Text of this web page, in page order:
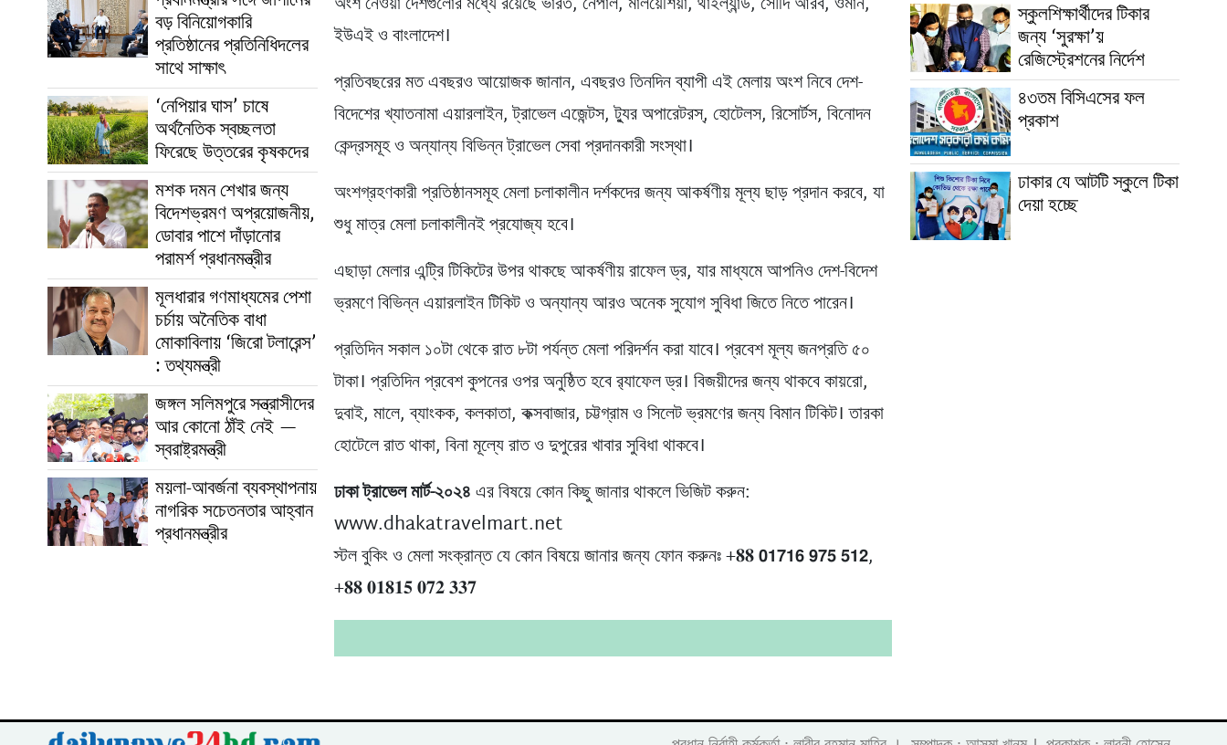
বড় বিনিয়োগকারি
প্রতিষ্ঠানের প্রতিনিধিদলের
সাথে সাক্ষাৎ
‘নেপিয়ার ঘাস’ চাষে
অর্থনৈতিক স্বচ্ছলতা
ফিরেছে উত্তরের কৃষকদের
মশক দমন শেখার জন্য
বিদেশভ্রমণ অপ্রয়োজনীয়,
ডোবার পাশে দাঁড়ানোর
পরামর্শ প্রধানমন্ত্রীর
মূলধারার গণমাধ্যমের পেশা
চর্চায় অনৈতিক বাধা
মোকাবিলায় ‘জিরো টলারেন্স’
: তথ্যমন্ত্রী
জঙ্গল সলিমপুরে সন্ত্রাসীদের
আর কোনো ঠাঁই নেই —
স্বরাষ্ট্রমন্ত্রী
ময়লা-আবর্জনা ব্যবস্থাপনায়
নাগরিক সচেতনতার আহ্বান
প্রধানমন্ত্রীর
ইউএই ও বাংলাদেশ।
প্রতিবছরের মত এবছরও আয়োজক জানান, এবছরও তিনদিন ব্যাপী এই মেলায় অংশ নিবে দেশ-
বিদেশের খ্যাতনামা এয়ারলাইন, ট্রাভেল এজেন্টস, ট্যুর অপারেটরস্, হোটেলস, রিসোর্টস, বিনোদন
কেন্দ্রসমূহ ও অন্যান্য বিভিন্ন ট্রাভেল সেবা প্রদানকারী সংস্থা।
অংশগ্রহণকারী প্রতিষ্ঠানসমূহ মেলা চলাকালীন দর্শকদের জন্য আকর্ষণীয় মূল্য ছাড় প্রদান করবে, যা
শুধু মাত্র মেলা চলাকালীনই প্রযোজ্য হবে।
এছাড়া মেলার এন্ট্রি টিকিটের উপর থাকছে আকর্ষণীয় রাফেল ড্র, যার মাধ্যমে আপনিও দেশ-বিদেশ
ভ্রমণে বিভিন্ন এয়ারলাইন টিকিট ও অন্যান্য আরও অনেক সুযোগ সুবিধা জিতে নিতে পারেন।
প্রতিদিন সকাল ১০টা থেকে রাত ৮টা পর্যন্ত মেলা পরিদর্শন করা যাবে। প্রবেশ মূল্য জনপ্রতি ৫০
টাকা। প্রতিদিন প্রবেশ কুপনের ওপর অনুষ্ঠিত হবে র‍্যাফেল ড্র। বিজয়ীদের জন্য থাকবে কায়রো,
দুবাই, মালে, ব্যাংকক, কলকাতা, কক্সবাজার, চট্টগ্রাম ও সিলেট ভ্রমণের জন্য বিমান টিকিট। তারকা
হোটেলে রাত থাকা, বিনা মূল্যে রাত ও দুপুরের খাবার সুবিধা থাকবে।
ঢাকা ট্রাভেল মার্ট-২০২৪এর বিষয়ে কোন কিছু জানার থাকলে ভিজিট করুন:
www.dhakatravelmart.net
স্টল বুকিং ও মেলা সংক্রান্ত যে কোন বিষয়ে জানার জন্য ফোন করুনঃ +𝟖𝟖 𝟬𝟭𝟳𝟭𝟲 𝟵𝟳𝟱 𝟱𝟭𝟮,
+𝟖𝟖 𝟎𝟏𝟖𝟏𝟓 𝟎𝟕𝟐 𝟑𝟑𝟕
স্কুলশিক্ষার্থীদের টিকার
জন্য ‘সুরক্ষা’য়
রেজিস্ট্রেশনের নির্দেশ
৪৩তম বিসিএসের ফল
প্রকাশ
ঢাকার যে আটটি স্কুলে টিকা
দেয়া হচ্ছে